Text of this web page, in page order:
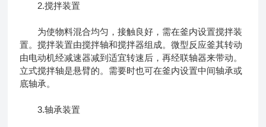
2.搅拌装置
为使物料混合均匀，接触良好，需在釜内设置搅拌装
置。搅拌装置由搅拌轴和搅拌器组成。微型反应釜其转动
由电动机经减速器减到适宜转速后，再经联轴器来带动。
立式搅拌轴是悬臂的。需要时也可在釜内设置中间轴承或
底轴承。
3.轴承装置